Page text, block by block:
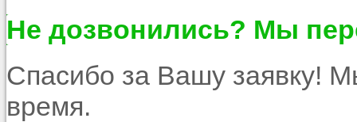
Не дозвонились? Мы
Спасибо за Вашу заявку!
время.